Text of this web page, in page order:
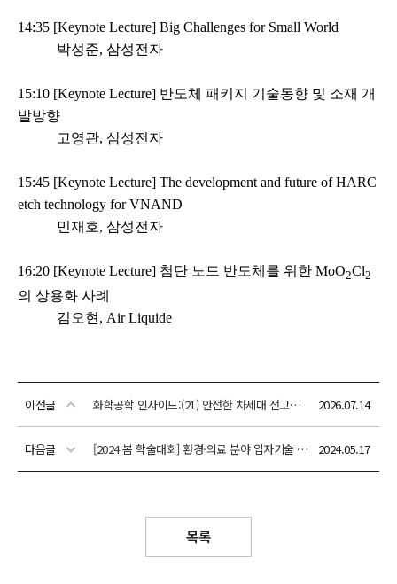
이전글 화학공학 인사이드:(21) 안전한 차세대 전고체전지 개발 2026.07.14
다음글 [2024 봄 학술대회] 환경·의료 분야 입자기술 연구개발 동향 및 전망 심포지엄 2024.05.17
목록